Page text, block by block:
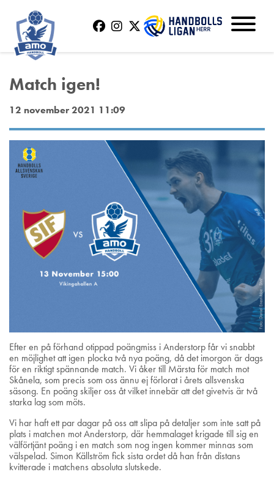
Match igen!
12 november 2021 11:09
Efter en på förhand otippad poängmiss i Anderstorp får vi snabbt
en möjlighet att igen plocka två nya poäng, då det imorgon är dags
för en riktigt spännande match. Vi åker till Märsta för match mot
Skånela, som precis som oss ännu ej förlorat i årets allsvenska
säsong. En poäng skiljer oss åt vilket innebär att det givetvis är två
starka lag som möts.
Vi har haft ett par dagar på oss att slipa på detaljer som inte satt på
plats i matchen mot Anderstorp, där hemmalaget krigade till sig en
välförtjänt poäng i en match som nog ingen kommer minnas som
välspelad. Simon Källström fick sista ordet då han från distans
kvitterade i matchens absoluta slutskede.